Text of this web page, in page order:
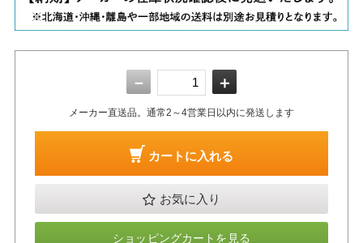
－ ＋
メーカー直送品。通常2～4営業日以内に発送します
カートに入れる
お気に入り
ショッピングカートを見る